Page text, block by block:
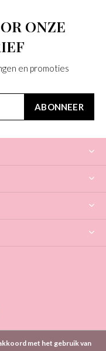
ONZE
en promoties
ABONNEER
met het gebruik van